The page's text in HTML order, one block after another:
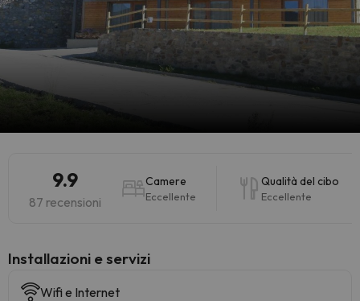
9.9
87 recensioni
Camere
Eccellente
Qualità del cibo
Eccellente
Installazioni e servizi
Wifi e Internet